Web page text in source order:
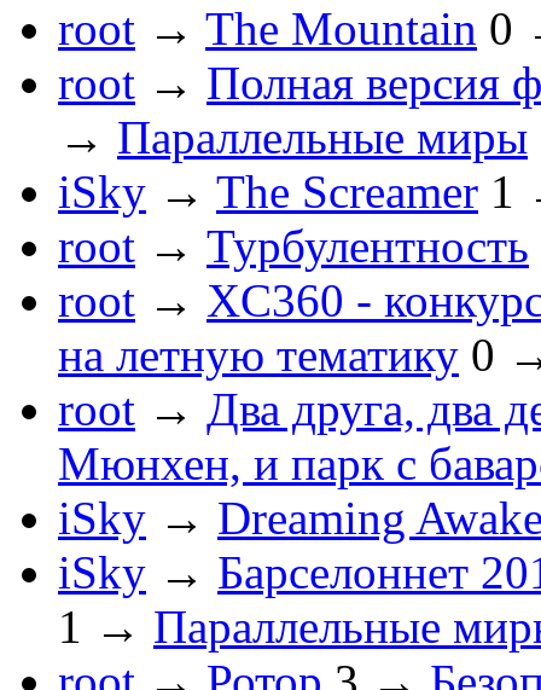
root → The Mountain 0
root → Полная версия
→ Параллельные миры
iSky → The Screamer 1
root → Турбулентность
root → XC360 -
на летную тематику 0
root → Два друга, два
Мюнхен, и парк с
iSky → Dreaming
iSky → Барселоннет
1 → Параллельные